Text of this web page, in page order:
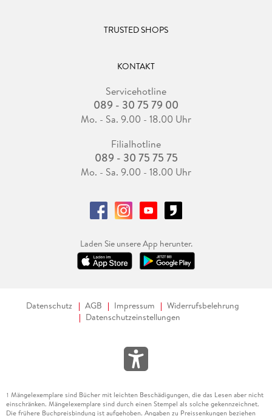
TRUSTED SHOPS
KONTAKT
Servicehotline
089 - 30 75 79 00
Mo. - Sa. 9.00 - 18.00 Uhr
Filialhotline
089 - 30 75 75 75
Mo. - Sa. 9.00 - 18.00 Uhr
Laden Sie unsere App herunter.
Datenschutz AGB Impressum
Widerrufsbelehrung
Datenschutzeinstellungen
1 Mängelexemplare sind Bücher mit leichten Beschädigungen, die das Lesen aber nicht
einschränken. Mängelexemplare sind durch einen Stempel als solche gekennzeichnet.
Die frühere Buchpreisbindung ist aufgehoben. Angaben zu Preissenkungen beziehen